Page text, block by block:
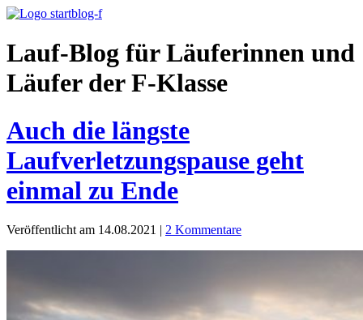
Lauf-Blog für Läuferinnen und
Läufer der F-Klasse
Auch die längste
Laufverletzungspause geht
einmal zu Ende
Veröffentlicht am 14.08.2021 | 2 Kommentare